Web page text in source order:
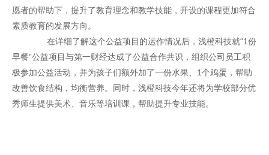
愿者的帮助下，提升了教育理念和教学技能，开设的课程更加符合
素质教育的发展方向。
在详细了解这个公益项目的运作情况后，浅橙科技就“1份
早餐”公益项目与第一财经达成了公益合作共识，组织公司员工积
极参加公益活动，并为孩子们额外加了一份水果、1个鸡蛋，帮助
改善饮食结构，均衡营养。同时，浅橙科技今年还将为学校部分优
秀师生提供美术、音乐等培训课，帮助提升专业技能。